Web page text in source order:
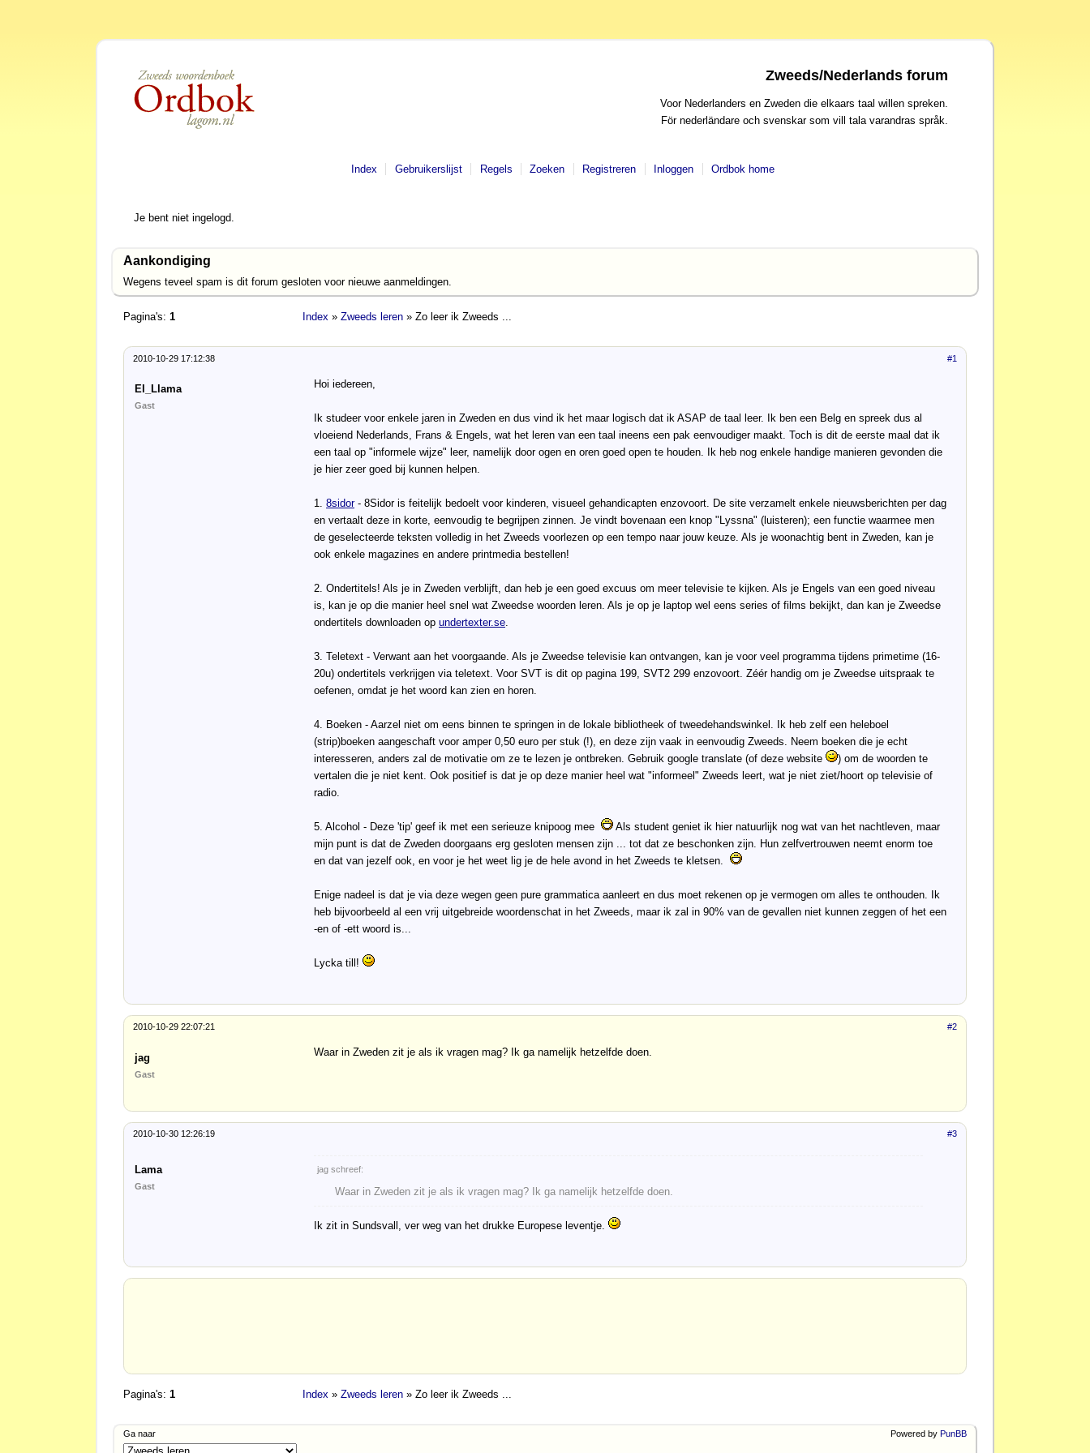
Zweeds/Nederlands forum
Voor Nederlanders en Zweden die elkaars taal willen spreken.
För nederländare och svenskar som vill tala varandras språk.
Index Gebruikerslijst Regels Zoeken Registreren Inloggen Ordbok home
Je bent niet ingelogd.
Aankondiging
Wegens teveel spam is dit forum gesloten voor nieuwe aanmeldingen.
Pagina's: 1 Index » Zweeds leren » Zo leer ik Zweeds ...
#1
2010-10-29 17:12:38
El_Llama
Gast
Hoi iedereen,
Ik studeer voor enkele jaren in Zweden en dus vind ik het maar logisch dat ik ASAP de taal leer. Ik ben een Belg en spreek dus al
vloeiend Nederlands, Frans & Engels, wat het leren van een taal ineens een pak eenvoudiger maakt. Toch is dit de eerste maal dat ik
een taal op "informele wijze" leer, namelijk door ogen en oren goed open te houden. Ik heb nog enkele handige manieren gevonden die
je hier zeer goed bij kunnen helpen.
1. 8sidor- 8Sidor is feitelijk bedoelt voor kinderen, visueel gehandicapten enzovoort. De site verzamelt enkele nieuwsberichten per dag
en vertaalt deze in korte, eenvoudig te begrijpen zinnen. Je vindt bovenaan een knop "Lyssna" (luisteren); een functie waarmee men
de geselecteerde teksten volledig in het Zweeds voorlezen op een tempo naar jouw keuze. Als je woonachtig bent in Zweden, kan je
ook enkele magazines en andere printmedia bestellen!
2. Ondertitels! Als je in Zweden verblijft, dan heb je een goed excuus om meer televisie te kijken. Als je Engels van een goed niveau
is, kan je op die manier heel snel wat Zweedse woorden leren. Als je op je laptop wel eens series of films bekijkt, dan kan je Zweedse
ondertitels downloaden op undertexter.se
3. Teletext - Verwant aan het voorgaande. Als je Zweedse televisie kan ontvangen, kan je voor veel programma tijdens primetime (16-
20u) ondertitels verkrijgen via teletext. Voor SVT is dit op pagina 199, SVT2 299 enzovoort. Zéér handig om je Zweedse uitspraak te
oefenen, omdat je het woord kan zien en horen.
4. Boeken - Aarzel niet om eens binnen te springen in de lokale bibliotheek of tweedehandswinkel. Ik heb zelf een heleboel
(strip)boeken aangeschaft voor amper 0,50 euro per stuk (!), en deze zijn vaak in eenvoudig Zweeds. Neem boeken die je echt
interesseren, anders zal de motivatie om ze te lezen je ontbreken. Gebruik google translate (of deze website
) om de woorden te
vertalen die je niet kent. Ook positief is dat je op deze manier heel wat "informeel" Zweeds leert, wat je niet ziet/hoort op televisie of
radio.
5. Alcohol - Deze 'tip' geef ik met een serieuze knipoog mee
Als student geniet ik hier natuurlijk nog wat van het nachtleven, maar
mijn punt is dat de Zweden doorgaans erg gesloten mensen zijn ... tot dat ze beschonken zijn. Hun zelfvertrouwen neemt enorm toe
en dat van jezelf ook, en voor je het weet lig je de hele avond in het Zweeds te kletsen.
Enige nadeel is dat je via deze wegen geen pure grammatica aanleert en dus moet rekenen op je vermogen om alles te onthouden. Ik
heb bijvoorbeeld al een vrij uitgebreide woordenschat in het Zweeds, maar ik zal in 90% van de gevallen niet kunnen zeggen of het een
-en of -ett woord is...
Lycka till!
#2
2010-10-29 22:07:21
jag
Gast
Waar in Zweden zit je als ik vragen mag? Ik ga namelijk hetzelfde doen.
#3
2010-10-30 12:26:19
Lama
Gast
jag schreef:
Waar in Zweden zit je als ik vragen mag? Ik ga namelijk hetzelfde doen.
Ik zit in Sundsvall, ver weg van het drukke Europese leventje.
Pagina's: 1 Index » Zweeds leren » Zo leer ik Zweeds ...
Ga naar Powered by PunBB